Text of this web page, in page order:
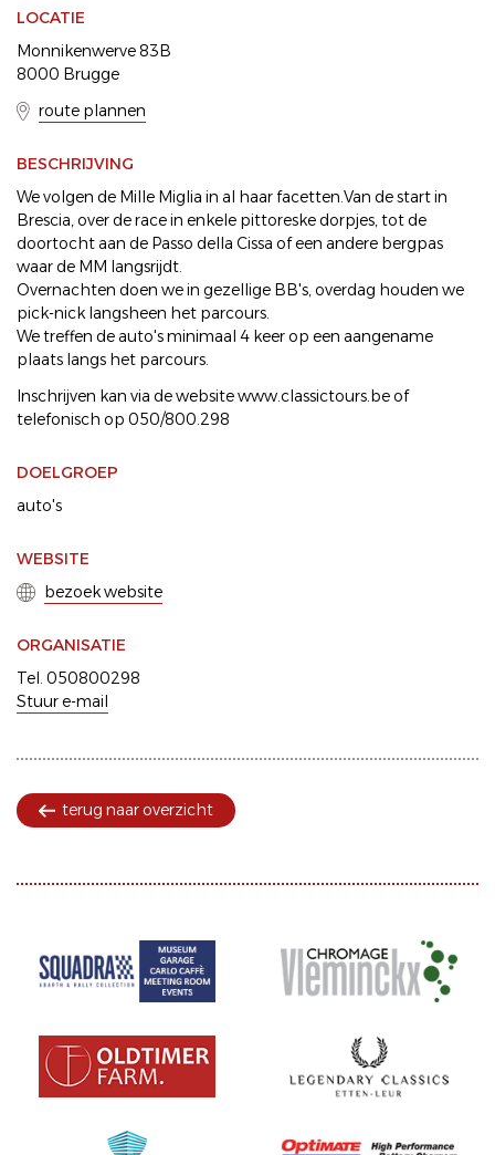
LOCATIE
Monnikenwerve 83B
8000 Brugge
route plannen
BESCHRIJVING
We volgen de Mille Miglia in al haar facetten.Van de start in
Brescia, over de race in enkele pittoreske dorpjes, tot de
doortocht aan de Passo della Cissa of een andere bergpas
waar de MM langsrijdt.
Overnachten doen we in gezellige BB's, overdag houden we
pick-nick langsheen het parcours.
We treffen de auto's minimaal 4 keer op een aangename
plaats langs het parcours.
Inschrijven kan via de website www.classictours.be of
telefonisch op 050/800.298
DOELGROEP
auto's
WEBSITE
bezoek website
ORGANISATIE
Tel. 050800298
Stuur e-mail
terug naar overzicht